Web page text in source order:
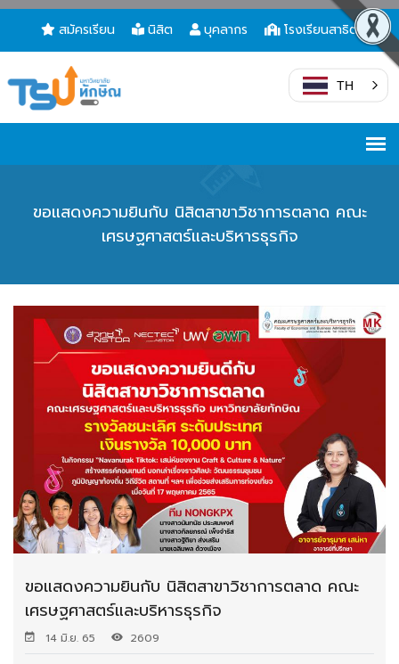
สมัครเรียน นิสิต บุคลากร โรงเรียนสาธิต
TH
ขอแสดงความยินกับ นิสิตสาขาวิชาการตลาด คณะ
เศรษฐศาสตร์และบริหารธุรกิจ
ขอแสดงความยินกับ นิสิตสาขาวิชาการตลาด คณะ
เศรษฐศาสตร์และบริหารธุรกิจ
14 มิ.ย. 65 2609